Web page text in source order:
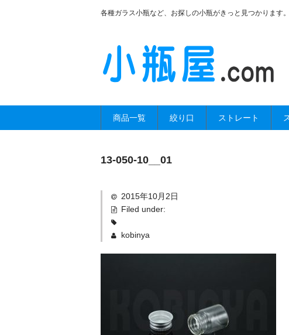
各種ガラス小瓶など、お探しの小瓶がきっと見つかります。
商品一覧 絞り口 ストレート
13-050-10__01
2015年10月2日
Filed under:
kobinya